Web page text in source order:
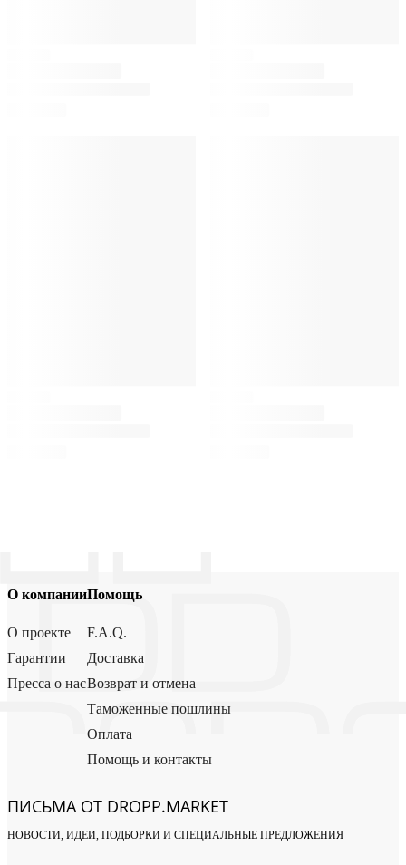
О компании
О проекте
Гарантии
Пресса о нас
Помощь
F.A.Q.
Доставка
Возврат и отмена
Таможенные пошлины
Оплата
Помощь и контакты
ПИСЬМА ОТ DROPP.MARKET
НОВОСТИ, ИДЕИ, ПОДБОРКИ И СПЕЦИАЛЬНЫЕ ПРЕДЛОЖЕНИЯ